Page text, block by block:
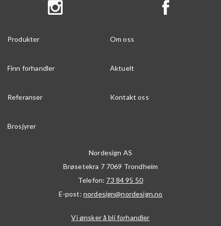
Produkter Om oss
Finn forhandler Aktuelt
Referanser Kontakt oss
Brosjyrer
Nordesign AS
Brøsetekra 7 7069 Trondheim
Telefon: 73 84 95 50
E-post: nordesign@nordesign.no
Vi ønsker å bli forhandler